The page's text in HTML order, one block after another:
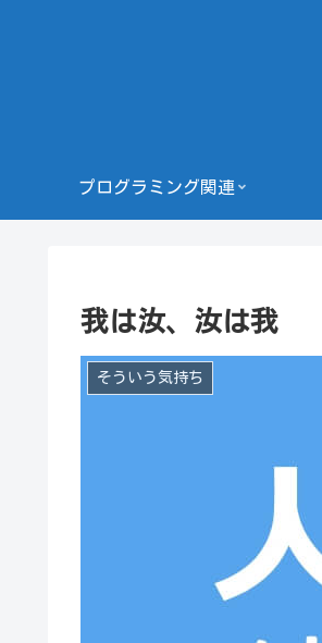
プログラミング関連
我は汝、汝は我
そういう気持ち